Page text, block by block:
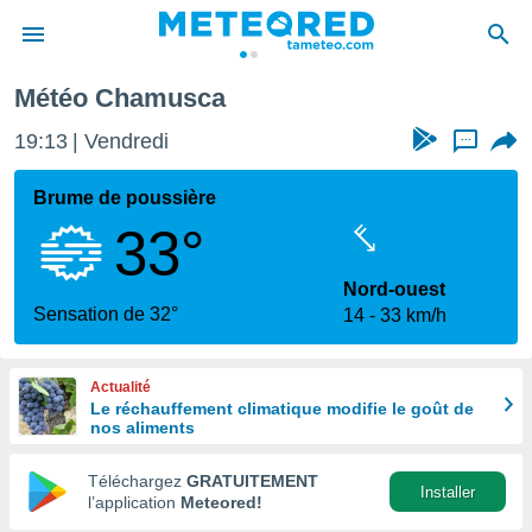
de
en
Météo Chamusca
19:13 Vendredi ...
Brume de poussière
33°
Sensation de 32°
Nord-ouest
14
33 km/h
Actualité
Le réchauffement climatique modifie le goût de
nos aliments
Téléchargez GRATUITEMENT
l’application Meteored!
Installer